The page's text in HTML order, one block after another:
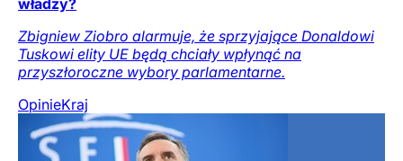
władzy?
Zbigniew Ziobro alarmuje, że sprzyjające Donaldowi
Tuskowi elity UE będą chciały wpłynąć na
przyszłoroczne wybory parlamentarne.
OpinieKraj